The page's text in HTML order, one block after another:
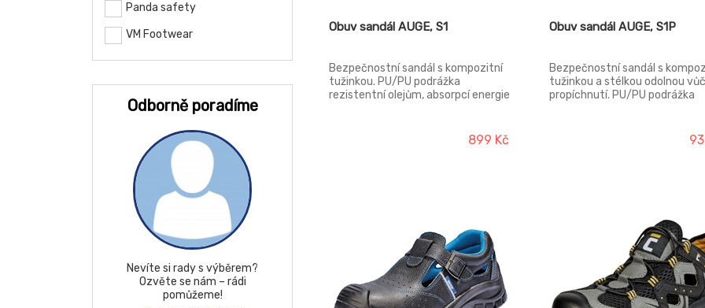
Panda safety
VM Footwear
Odborně poradíme
Nevíte si rady s výběrem?
Ozvěte se nám – rádi
pomůžeme!
Obuv sandál AUGE, S1
Bezpečnostní sandál s kompozitní
tužinkou. PU/PU podrážka
rezistentní olejům, absorpcí energie
Materiál tužinky: kompozit Svršek:
Štípaná broušená kůže Podešev:
899 Kč
Obuv sandál AUGE, S1P
Bezpečnostní sandál s
tužinkou a stélkou odolnou
propíchnutí. PU/PU podrážka
uklouznutí. Svršek z broušené
s reflexním pruhem. Materiál